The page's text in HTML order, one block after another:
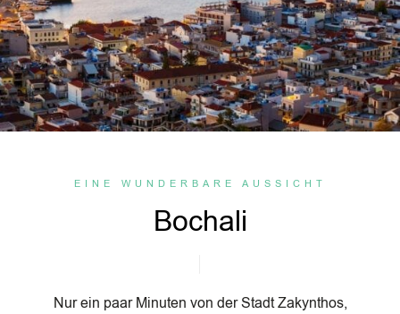
EINE WUNDERBARE AUSSICHT
Bochali
Nur ein paar Minuten von der Stadt Zakynthos,